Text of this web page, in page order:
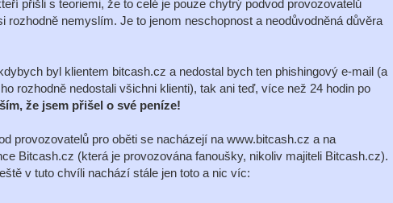
přišli s teoriemi, že to celé je pouze chytrý podvod provozovatelů
rozhodně nemyslím. Je to jenom neschopnost a neodůvodněná důvěra
byl klientem bitcash.cz a nedostal bych ten phishingový e-mail (a
rozhodně nedostali všichni klienti), tak ani teď, více než 24 hodin po
že jsem přišel o své peníze!
provozovatelů pro oběti se nacházejí na www.bitcash.cz a na
Bitcash.cz (která je provozována fanoušky, nikoliv majiteli Bitcash.cz).
v tuto chvíli nachází stále jen toto a nic víc: